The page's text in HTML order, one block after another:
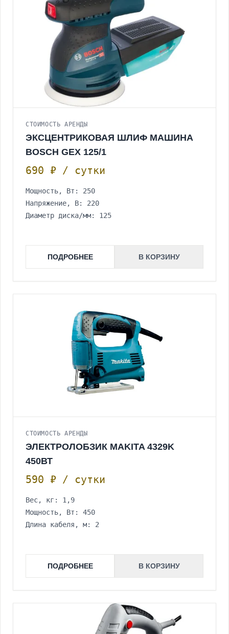
СТОИМОСТЬ АРЕНДЫ
ЭКСЦЕНТРИКОВАЯ ШЛИФ МАШИНА
BOSCH GEX 125/1
690 ₽ / сутки
Мощность, Вт: 250
Напряжение, В: 220
Диаметр диска/мм: 125
ПОДРОБНЕЕ В КОРЗИНУ
СТОИМОСТЬ АРЕНДЫ
ЭЛЕКТРОЛОБЗИК MAKITA 4329K
450ВТ
590 ₽ / сутки
Вес, кг: 1,9
Мощность, Вт: 450
Длина кабеля, м: 2
ПОДРОБНЕЕ В КОРЗИНУ